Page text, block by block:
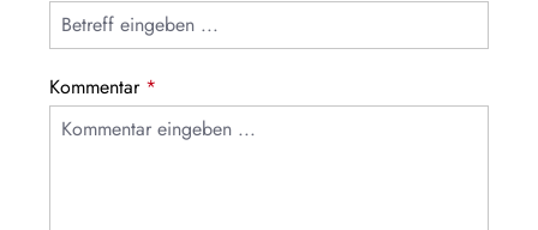
Kommentar *